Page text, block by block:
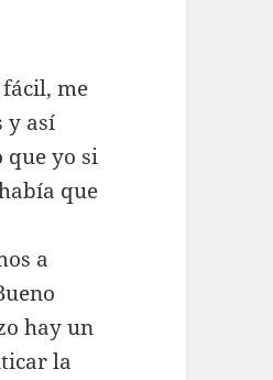
me
y así
que yo si
que
a
hay un
la